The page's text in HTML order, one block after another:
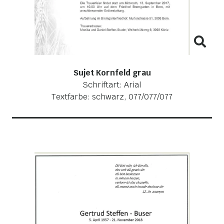
Sujet Kornfeld grau
Schriftart: Arial
Textfarbe: schwarz, 077/077/077